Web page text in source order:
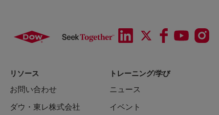
リソース
お問い合わせ
ダウ・東レ株式会社
トレーニング/学び
ニュース
イベント